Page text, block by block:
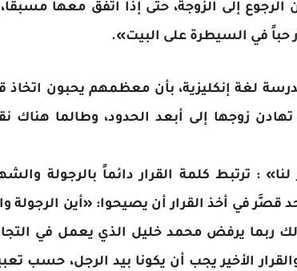
الرجوع إلى الزوجة، حتى إذا اتفق معها
حباً في السيطرة على البيت».
لغة إنكليزية، بأن معظمهم يحبون اتخاذ
زوجها إلى أبعد الحدود، وطالما هناك
لنا» : ترتبط كلمة القرار دائماً بالرجولة
قصَّر في أخذ القرار أن يصيحوا: «أين الرجولة
ربما يرفض محمد خليل الذي يعمل في
الأخير يجب أن يكونا بيد الرجل، حسب